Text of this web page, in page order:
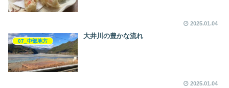
2025.01.04
07_中部地方
大井川の豊かな流れ
2025.01.04